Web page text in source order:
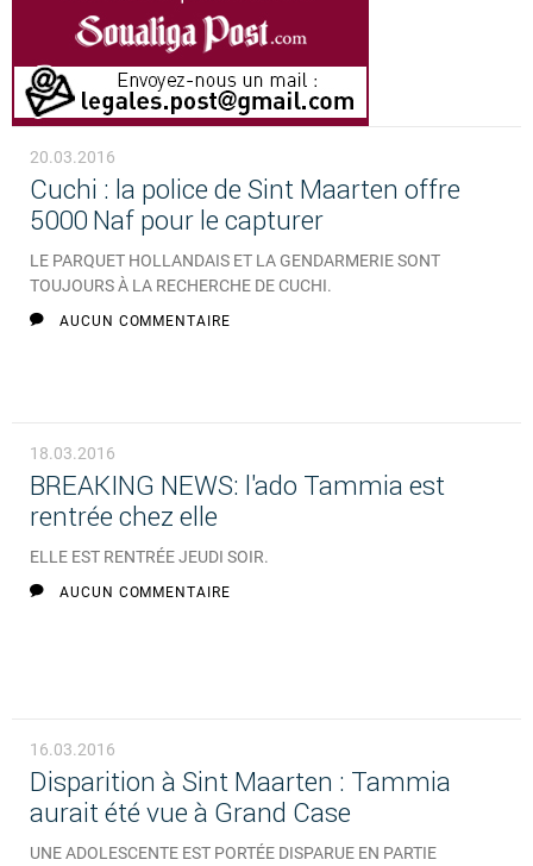
20.03.2016
Cuchi : la police de Sint Maarten offre
5000 Naf pour le capturer
LE PARQUET HOLLANDAIS ET LA GENDARMERIE SONT
TOUJOURS À LA RECHERCHE DE CUCHI.
AUCUN COMMENTAIRE
18.03.2016
BREAKING NEWS: l'ado Tammia est
rentrée chez elle
ELLE EST RENTRÉE JEUDI SOIR.
AUCUN COMMENTAIRE
16.03.2016
Disparition à Sint Maarten : Tammia
aurait été vue à Grand Case
UNE ADOLESCENTE EST PORTÉE DISPARUE EN PARTIE